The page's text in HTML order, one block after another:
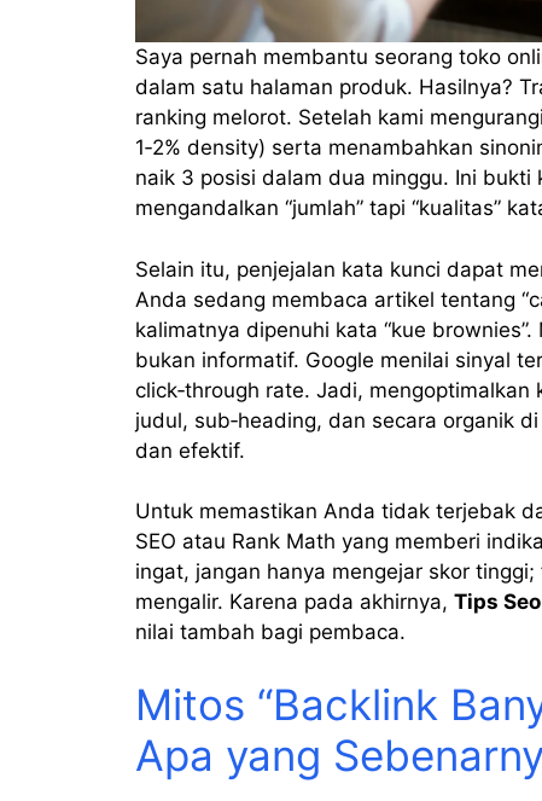
Saya pernah membantu seorang toko
dalam satu halaman produk. Hasilnya?
ranking melorot. Setelah kami
1‑2% density) serta menambahkan
naik 3 posisi dalam dua minggu. Ini bukti
mengandalkan “jumlah” tapi “kualitas”
Selain itu, penjejalan kata kunci dapat
Anda sedang membaca artikel tentang
kalimatnya dipenuhi kata “kue
bukan informatif. Google menilai sinyal
click‑through rate. Jadi,
judul, sub‑heading, dan secara organik
dan efektif.
Untuk memastikan Anda tidak terjebak
SEO atau Rank Math yang memberi
ingat, jangan hanya mengejar skor
mengalir. Karena pada akhirnya, Tips
nilai tambah bagi pembaca.
Mitos “Backlink
Apa yang